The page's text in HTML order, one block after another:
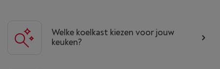
Welke koelkast kiezen voor jouw
keuken?